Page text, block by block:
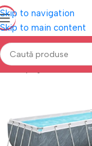
Skip to navigation
Skip to main content
Prima pagină PISCINE